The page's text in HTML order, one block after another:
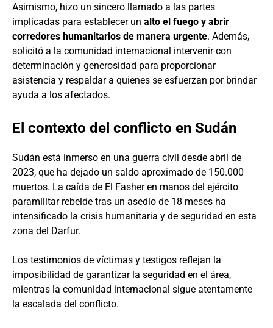
Asimismo, hizo un sincero llamado a las partes
implicadas para establecer un alto el fuego y abrir
corredores humanitarios de manera urgente. Además,
solicitó a la comunidad internacional intervenir con
determinación y generosidad para proporcionar
asistencia y respaldar a quienes se esfuerzan por brindar
ayuda a los afectados.
El contexto del conflicto en Sudán
Sudán está inmerso en una guerra civil desde abril de
2023, que ha dejado un saldo aproximado de 150.000
muertos. La caída de El Fasher en manos del ejército
paramilitar rebelde tras un asedio de 18 meses ha
intensificado la crisis humanitaria y de seguridad en esta
zona del Darfur.
Los testimonios de víctimas y testigos reflejan la
imposibilidad de garantizar la seguridad en el área,
mientras la comunidad internacional sigue atentamente
la escalada del conflicto.